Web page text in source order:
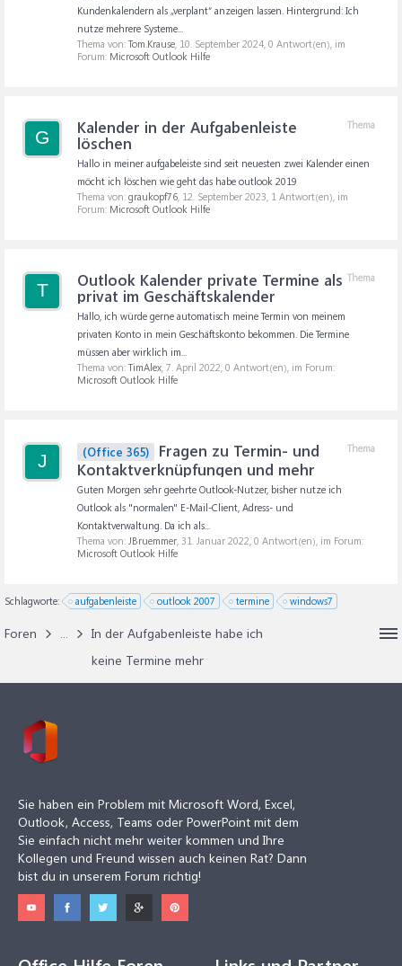
Kundenkalendern als „verplant“ anzeigen lassen. Hintergrund: Ich
nutze mehrere Systeme...
Thema von: Tom.Krause, 10. September 2024, 0 Antwort(en), im
Forum: Microsoft Outlook Hilfe
G
Thema
Kalender in der Aufgabenleiste
löschen
Hallo in meiner aufgabeleiste sind seit neuesten zwei Kalender einen
möcht ich löschen wie geht das habe outlook 2019
Thema von: graukopf76, 12. September 2023, 1 Antwort(en), im
Forum: Microsoft Outlook Hilfe
T
Thema
Outlook Kalender private Termine als
privat im Geschäftskalender
Hallo, ich würde gerne automatisch meine Termin von meinem
privaten Konto in mein Geschäftskonto bekommen. Die Termine
müssen aber wirklich im...
Thema von: TimAlex, 7. April 2022, 0 Antwort(en), im Forum:
Microsoft Outlook Hilfe
J
Thema
(Office 365)
Fragen zu Termin- und
Kontaktverknüpfungen und mehr
Guten Morgen sehr geehrte Outlook-Nutzer, bisher nutze ich
Outlook als "normalen" E-Mail-Client, Adress- und
Kontaktverwaltung. Da ich als...
Thema von: JBruemmer, 31. Januar 2022, 0 Antwort(en), im Forum:
Microsoft Outlook Hilfe
Schlagworte: aufgabenleiste outlook 2007 termine windows7
Foren ...
In der Aufgabenleiste habe ich
keine Termine mehr
Sie haben ein Problem mit Microsoft Word, Excel,
Outlook, Access, Teams oder PowerPoint mit dem
Sie einfach nicht mehr weiter kommen und Ihre
Kollegen und Freund wissen auch keinen Rat? Dann
bist du in unserem Forum richtig!